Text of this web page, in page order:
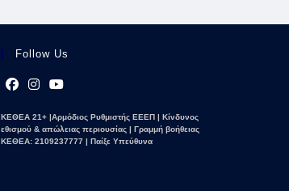
Follow Us
in
a
in
a
in
a
ΚΕΘΕΑ 21+ |Αρμόδιος Ρυθμιστής ΕΕΕΠ | Κίνδυνος
εθισμού & απώλειας περιουσίας | Γραμμή βοήθειας
ΚΕΘΕΑ: 2109237777 | Παίξε Υπεύθυνα